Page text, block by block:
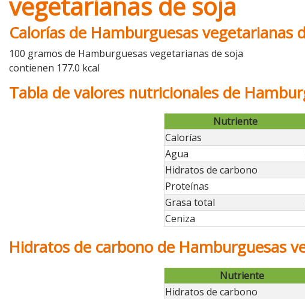
Calorías de Hamburguesas vegetarianas
100 gramos de Hamburguesas vegetarianas de soja
contienen 177.0 kcal
Tabla de valores nutricionales de
Nutriente
Calorías
Agua
Hidratos de carbono
Proteínas
Grasa total
Ceniza
Hidratos de carbono de Hamburguesas
Nutriente
Hidratos de carbono